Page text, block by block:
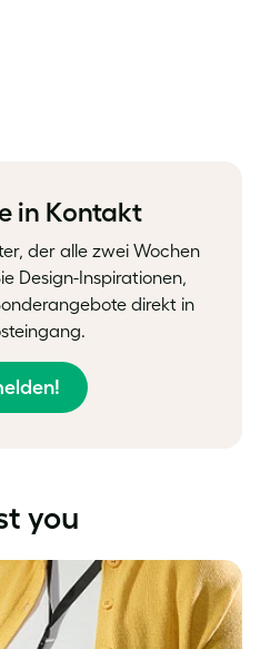
in Kontakt
der alle zwei Wochen
Design-Inspirationen,
direkt in
you